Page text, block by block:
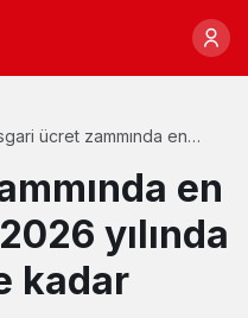
ücret zammında en
ücret ne kadar olacak?
en
yılında
kadar